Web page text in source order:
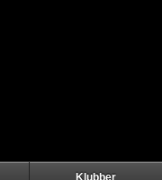
Klubber